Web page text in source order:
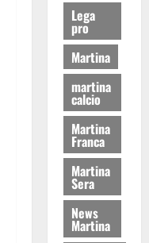
Lega
pro
Martina
martina
calcio
Martina
Franca
Martina
Sera
News
Martina